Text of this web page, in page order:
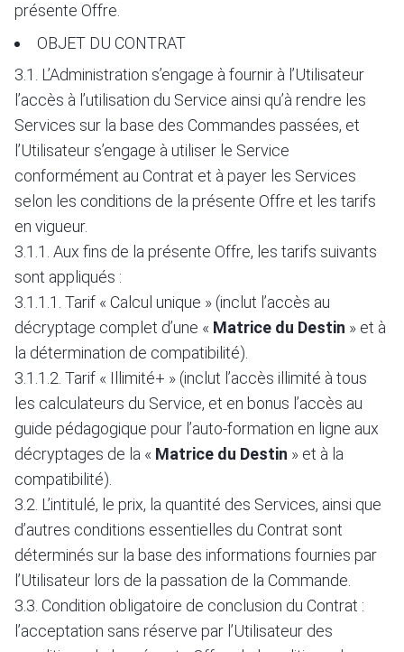
présente Offre.
OBJET DU CONTRAT
3.1. L’Administration s’engage à fournir à l’Utilisateur
l’accès à l’utilisation du Service ainsi qu’à rendre les
Services sur la base des Commandes passées, et
l’Utilisateur s’engage à utiliser le Service
conformément au Contrat et à payer les Services
selon les conditions de la présente Offre et les tarifs
en vigueur.
3.1.1. Aux fins de la présente Offre, les tarifs suivants
sont appliqués :
3.1.1.1. Tarif « Calcul unique » (inclut l’accès au
décryptage complet d’une « Matrice du Destin » et à
la détermination de compatibilité).
3.1.1.2. Tarif « Illimité+ » (inclut l’accès illimité à tous
les calculateurs du Service, et en bonus l’accès au
guide pédagogique pour l’auto-formation en ligne aux
décryptages de la « Matrice du Destin » et à la
compatibilité).
3.2. L’intitulé, le prix, la quantité des Services, ainsi que
d’autres conditions essentielles du Contrat sont
déterminés sur la base des informations fournies par
l’Utilisateur lors de la passation de la Commande.
3.3. Condition obligatoire de conclusion du Contrat :
l’acceptation sans réserve par l’Utilisateur des